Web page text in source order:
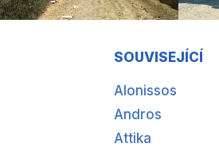
SOUVISEJÍCÍ
Alonissos
Andros
Attika